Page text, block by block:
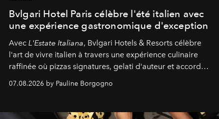
Bvlgari Hotel Paris célèbre l'été italien avec
une expérience gastronomique d'exception
Avec L'Estate Italiana, Bvlgari Hotels & Resorts célèbre
l'art de vivre italien à travers une expérience culinaire
raffinée où pizzas signatures, gelati d'auteur et accords
d'exception composent un véritable voyage sensoriel.
07.08.2026 by Pauline Borgogno